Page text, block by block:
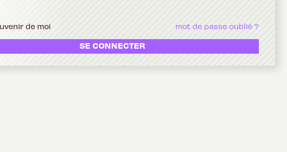
de moi mot de passe oublié ?
SE CONNECTER